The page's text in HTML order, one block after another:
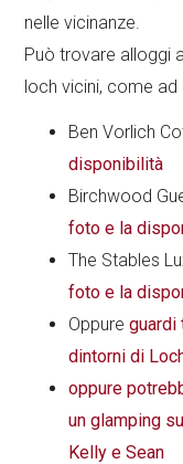
nelle vicinanze.
Può trovare alloggi
loch vicini, come ad
Ben Vorlich
disponibilità
Birchwood
foto e la
The Stables
foto e la
Oppureguardi
dintorni di
oppure
un glamping
Kelly e Sean